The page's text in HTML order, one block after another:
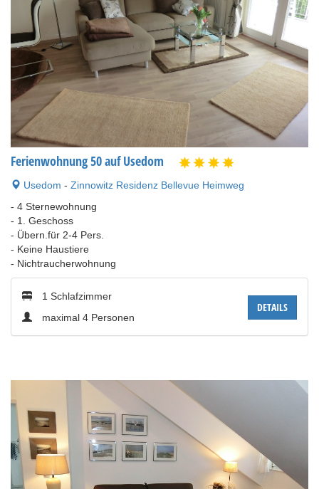
Ferienwohnung 50 auf Usedom
Usedom - Zinnowitz Residenz Bellevue Heimweg
- 4 Sternewohnung
- 1. Geschoss
- Übern.für 2-4 Pers.
- Keine Haustiere
- Nichtraucherwohnung
DETAILS
1 Schlafzimmer
maximal 4 Personen